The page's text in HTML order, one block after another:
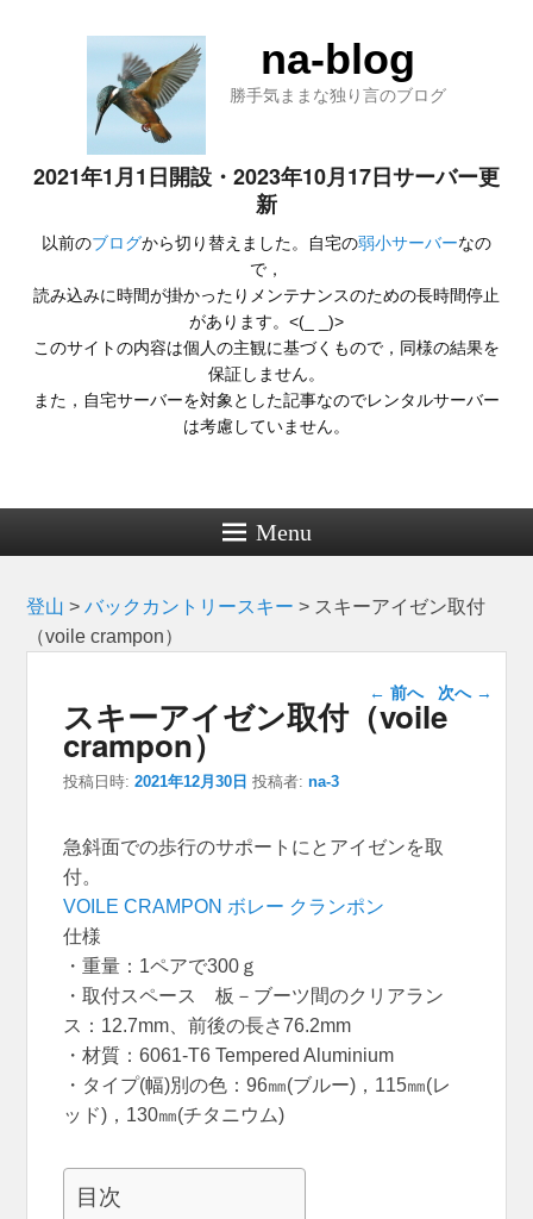
na-blog
勝手気ままな独り言のブログ
2021年1月1日開設・2023年10月17日サーバー更
新
以前のブログから切り替えました。自宅の弱小サーバーなの
で，
読み込みに時間が掛かったりメンテナンスのための長時間停止
があります。<(_ _)>
このサイトの内容は個人の主観に基づくもので，同様の結果を
保証しません。
また，自宅サーバーを対象とした記事なのでレンタルサーバー
は考慮していません。
Menu
登山 >バックカントリースキー > スキーアイゼン取付
（voile crampon）
投稿ナビゲー
ション
← 前へ 次へ →
スキーアイゼン取付（voile
crampon）
投稿日時:2021年12月30日 投稿者:na-3
急斜面での歩行のサポートにとアイゼンを取
付。
VOILE CRAMPON ボレー クランポン
仕様
・重量：1ペアで300ｇ
・取付スペース 板－ブーツ間のクリアラン
ス：12.7mm、前後の長さ76.2mm
・材質：6061-T6 Tempered Aluminium
・タイプ(幅)別の色：96㎜(ブルー)，115㎜(レ
ッド)，130㎜(チタニウム)
目次